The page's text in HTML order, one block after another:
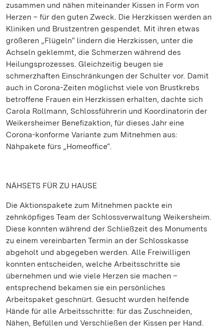
zusammen und nähen miteinander Kissen in Form von
Herzen – für den guten Zweck. Die Herzkissen werden an
Kliniken und Brustzentren gespendet. Mit ihren etwas
größeren „Flügeln“ lindern die Herzkissen, unter die
Achseln geklemmt, die Schmerzen während des
Heilungsprozesses. Gleichzeitig beugen sie
schmerzhaften Einschränkungen der Schulter vor. Damit
auch in Corona-Zeiten möglichst viele von Brustkrebs
betroffene Frauen ein Herzkissen erhalten, dachte sich
Carola Rollmann, Schlossführerin und Koordinatorin der
Weikersheimer Benefizaktion, für dieses Jahr eine
Corona-konforme Variante zum Mitnehmen aus:
Nähpakete fürs „Homeoffice“.
NÄHSETS FÜR ZU HAUSE
Die Aktionspakete zum Mitnehmen packte ein
zehnköpfiges Team der Schlossverwaltung Weikersheim.
Diese konnten während der Schließzeit des Monuments
zu einem vereinbarten Termin an der Schlosskasse
abgeholt und abgegeben werden. Alle Freiwilligen
konnten entscheiden, welche Arbeitsschritte sie
übernehmen und wie viele Herzen sie machen –
entsprechend bekamen sie ein persönliches
Arbeitspaket geschnürt. Gesucht wurden helfende
Hände für alle Arbeitsschritte: für das Zuschneiden,
Nähen, Befüllen und Verschließen der Kissen per Hand.